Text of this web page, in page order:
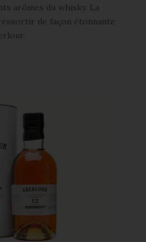
arômes du whisky. La
de façon étonnante